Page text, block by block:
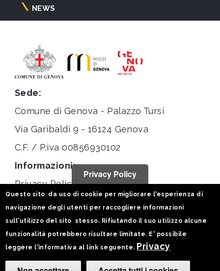
NEWS
Sede:
Comune di Genova - Palazzo Tursi
Via Garibaldi 9 - 16124 Genova
C.F. / P.iva 00856930102
Informazioni:
Privacy Policy
Statistiche
Seguici su:
Privacy Policy
Questo sito da uso di cookie per migliorare l'esperienza di
navigazione degli utenti per raccogliere informazioni
sull'utilizzo del sito stesso. Rifiutando il suo utilizzo alcune
funzionalità potrebbero risultare limitate. E' possibile
leggere l'informativa al link seguente. Privacy